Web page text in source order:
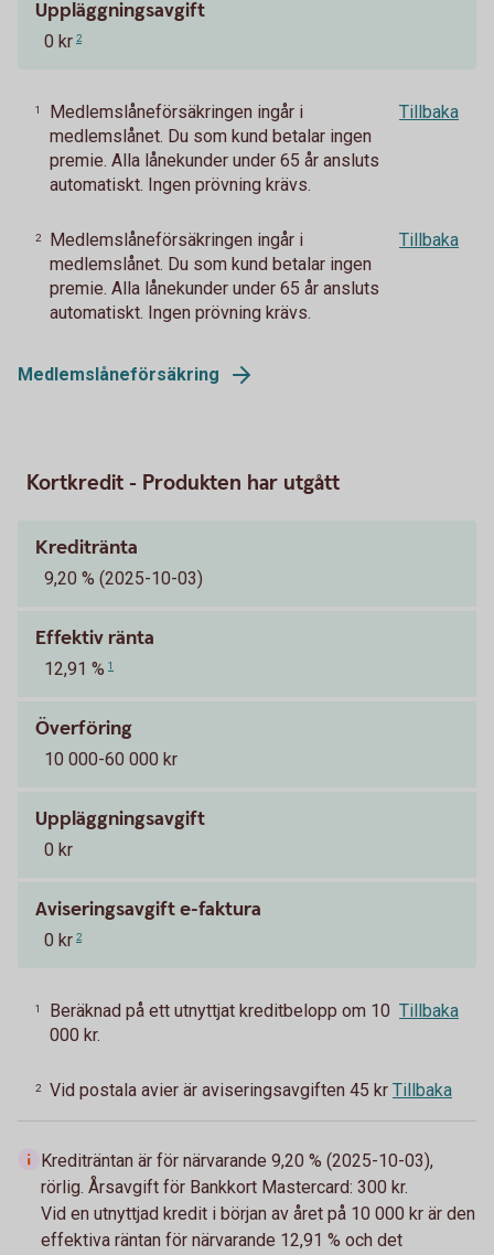
Uppläggningsavgift
0 kr 2
1
Medlemslåneförsäkringen ingår i
medlemslånet. Du som kund betalar ingen
premie. Alla lånekunder under 65 år ansluts
automatiskt. Ingen prövning krävs.
Tillbaka
2
Medlemslåneförsäkringen ingår i
medlemslånet. Du som kund betalar ingen
premie. Alla lånekunder under 65 år ansluts
automatiskt. Ingen prövning krävs.
Tillbaka
Medlemslåneförsäkring
Kortkredit - Produkten har utgått
Kreditränta
9,20 % (2025-10-03)
Effektiv ränta
12,91 % 1
Överföring
10 000-60 000 kr
Uppläggningsavgift
0 kr
Aviseringsavgift e-faktura
0 kr 2
1
Beräknad på ett utnyttjat kreditbelopp om 10
000 kr.
Tillbaka
2 Vid postala avier är aviseringsavgiften 45 kr Tillbaka
Krediträntan är för närvarande 9,20 % (2025-10-03),
rörlig. Årsavgift för Bankkort Mastercard: 300 kr.
Vid en utnyttjad kredit i början av året på 10 000 kr är den
effektiva räntan för närvarande 12,91 % och det